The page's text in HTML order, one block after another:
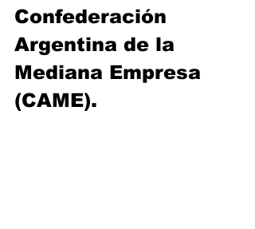
Confederación
Argentina de la
Mediana Empresa
(CAME).